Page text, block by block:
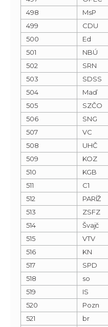
498
MsP
499
CDU
500
Ed
501
NBÚ
502
SRN
503
SDSS
504
Maď
505
SZČO
506
SNG
507
VC
508
UHČ
509
KOZ
510
KGB
511
C1
512
PARÍŽ
513
ZSFZ
514
Švajč
515
VTV
516
KN
517
SPD
518
so
519
IS
520
Pozn
521
br